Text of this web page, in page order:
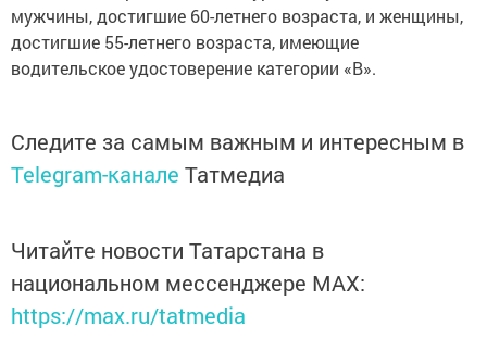
мужчины, достигшие 60-летнего возраста, и женщины,
достигшие 55-летнего возраста, имеющие
водительское удостоверение категории «В».
Следите за самым важным и интересным в
Telegram-канале Татмедиа
Читайте новости Татарстана в
национальном мессенджере MАХ:
https://max.ru/tatmedia